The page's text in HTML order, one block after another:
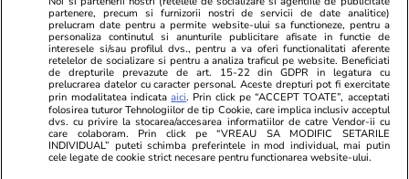
votantul antipatic: două fețe ale
clasei populare
21 iul.
partenere, precum si furnizorii nostri de servicii de date analitice)
prelucram date pentru a permite website-ului sa functioneze, pentru a
personaliza continutul si anunturile publicitare afisate in functie de
interesele si/sau profilul dvs., pentru a va oferi functionalitati aferente
retelelor de socializare si pentru a analiza traficul pe website. Beneficiati
de drepturile prevazute de art. 15-22 din GDPR in legatura cu
prelucrarea datelor cu caracter personal. Aceste drepturi pot fi exercitate
prin modalitatea indicataaici. Prin click pe “ACCEPT TOATE”, acceptati
folosirea tuturor Tehnologiilor de tip Cookie, care implica inclusiv acceptul
dvs. cu privire la stocarea/accesarea informatiilor de catre Vendor-ii cu
care colaboram. Prin click pe “VREAU SA MODIFIC SETARILE
INDIVIDUAL” puteti schimba preferintele in mod individual, mai putin
cele legate de cookie strict necesare pentru functionarea website-ului.